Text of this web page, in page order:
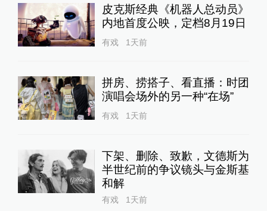
皮克斯经典《机器人总动员》
内地首度公映，定档8月19日
有戏 1天前
拼房、捞搭子、看直播：时团
演唱会场外的另一种“在场”
有戏 1天前
下架、删除、致歉，文德斯为
半世纪前的争议镜头与金斯基
和解
有戏 1天前